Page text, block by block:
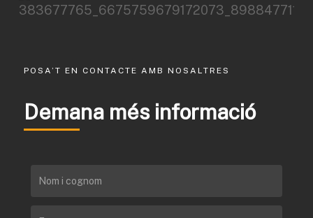
POSA’T EN CONTACTE AMB NOSALTRES
Demana més informació